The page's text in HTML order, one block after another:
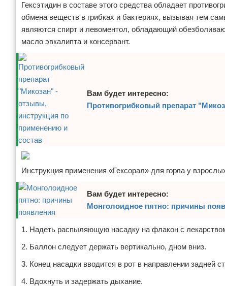
Гексэтидин в составе этого средства обладает
обмена веществ в грибках и бактериях, вызывая тем
являются спирт и левоментол, обладающий
масло эвкалипта и консервант.
Вам будет интересно:
Противогрибковый препарат
Инструкция применения «Гексорал» для горла у
Вам будет интересно:
Монголоидное пятно: причины
1. Надеть распыляющую насадку на флакон с
2. Баллон следует держать вертикально, дном вниз.
3. Конец насадки вводится в рот в направлении задней
4. Вдохнуть и задержать дыхание.